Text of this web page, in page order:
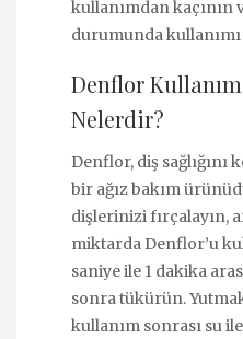
kullanımdan kaçının
durumunda
Denflor
Nelerdir?
Denflor, diş
bir ağız bakım
dişlerinizi fırçalayın,
miktarda Denflor’u
saniye ile 1 dakika
sonra tükürün.
kullanım sonrası su